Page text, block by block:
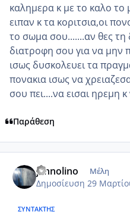
καλημερα κ με το καλο
ειπαν κ τα κοριτσια,οι
το σωμα σου.......αν θες
διατροφη σου για να μην
ισως δυσκολευει τα
πονακια ισως να
σου πει....να εισαι ηρεμη
Παράθεση
jannolino Μέλη
Δημοσίευση 29
ΣΥΝΤΆΚΤΗΣ